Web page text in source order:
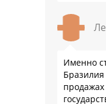
Именно